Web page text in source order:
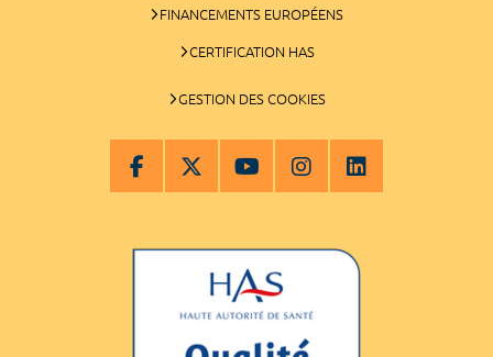
FINANCEMENTS EUROPÉENS
CERTIFICATION HAS
GESTION DES COOKIES